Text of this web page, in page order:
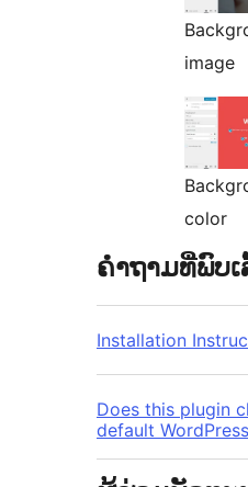
image
color
ຄຳຖາມທີ່ພົບ
Installation
Does this plugin
default